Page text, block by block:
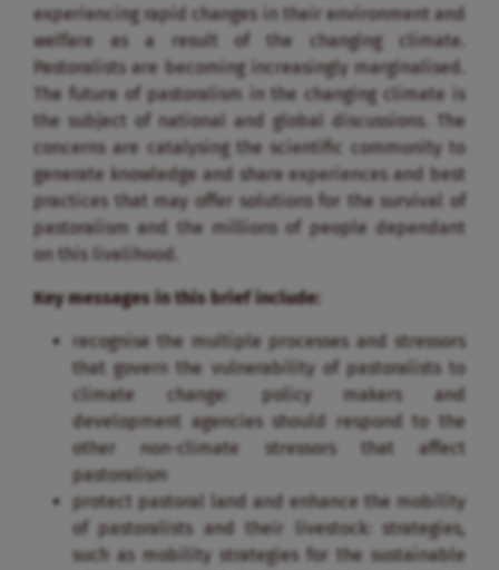
experiencing rapid changes in their environment and
welfare as a result of the changing climate.
Pastoralists are becoming increasingly marginalised.
The future of pastoralism in the changing climate is
the subject of national and global discussions. The
concerns are catalysing the scientific community to
generate knowledge and share experiences and best
practices that may offer solutions for the survival of
pastoralism and the millions of people dependant
on this livelihood.
Key messages in this brief include:
recognise the multiple processes and stressors
that govern the vulnerability of pastoralists to
climate change: policy makers and
development agencies should respond to the
other non-climate stressors that affect
pastoralism
protect pastoral land and enhance the mobility
of pastoralists and their livestock: strategies,
such as mobility strategies for the sustainable